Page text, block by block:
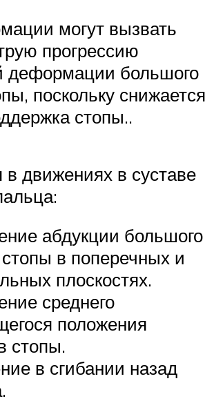
могут вызвать
прогрессию
деформации большого
поскольку снижается
стопы..
движениях в суставе
абдукции большого
в поперечных и
плоскостях.
среднего
положения
стопы.
в сгибании назад